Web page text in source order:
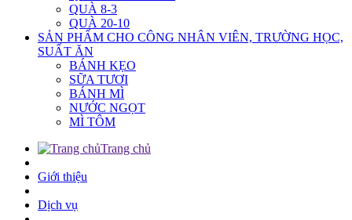
QUÀ 8-3
QUÀ 20-10
SẢN PHẨM CHO CÔNG NHÂN VIÊN, TRƯỜNG HỌC,
SUẤT ĂN
BÁNH KẸO
SỮA TƯƠI
BÁNH MÌ
NƯỚC NGỌT
MÌ TÔM
Trang chủ
Giới thiệu
Dịch vụ